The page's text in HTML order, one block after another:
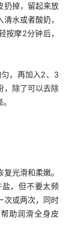
扔掉，留起来放
水或者酸奶，
按摩2分钟后，
，再加入2、3
，除了可以去除
光滑和柔嫩。
，但不要太频
次或两次，同时
助润滑全身皮